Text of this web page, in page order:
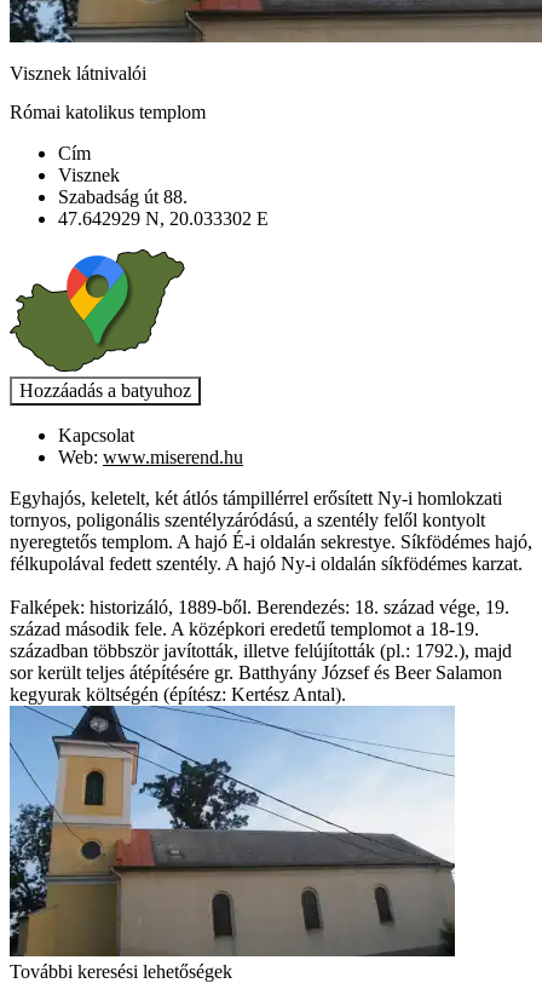
Visznek látnivalói
Római katolikus templom
Cím
Visznek
Szabadság út 88.
47.642929 N, 20.033302 E
Kapcsolat
Web: www.miserend.hu
Egyhajós, keletelt, két átlós támpillérrel erősített Ny-i homlokzati
tornyos, poligonális szentélyzáródású, a szentély felől kontyolt
nyeregtetős templom. A hajó É-i oldalán sekrestye. Síkfödémes hajó,
félkupolával fedett szentély. A hajó Ny-i oldalán síkfödémes karzat.
Falképek: historizáló, 1889-ből. Berendezés: 18. század vége, 19.
század második fele. A középkori eredetű templomot a 18-19.
században többször javították, illetve felújították (pl.: 1792.), majd
sor került teljes átépítésére gr. Batthyány József és Beer Salamon
kegyurak költségén (építész: Kertész Antal).
További keresési lehetőségek